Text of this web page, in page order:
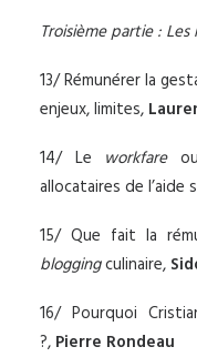
Troisième partie :
13/ Rémunérer la
enjeux, limites,
14/ Le workfare
allocataires de l’aide
15/ Que fait la
bloggingculinaire,
16/ Pourquoi
?, Pierre Rondeau